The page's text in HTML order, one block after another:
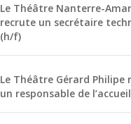
Le Théâtre Nanterre-
recrute un secrétaire
(h/f)
Le Théâtre Gérard Philipe
un responsable de